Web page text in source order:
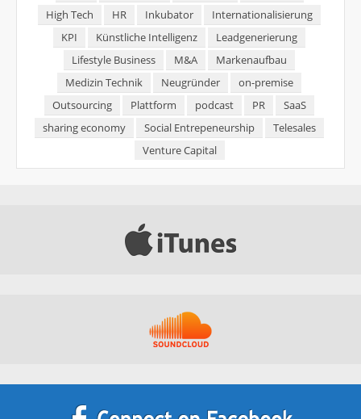
High Tech
HR Inkubator
Internationalisierung
KPI
Künstliche Intelligenz
Leadgenerierung
Lifestyle Business
M&A
Markenaufbau
Medizin Technik
Neugründer
on-premise
Outsourcing
Plattform podcast PR
SaaS
sharing economy
Social Entrepeneurship
Telesales
Venture Capital